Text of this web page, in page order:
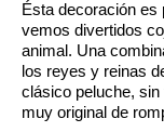
Ésta decoración
vemos divertidos
animal. Una
los reyes y reinas
clásico peluche,
muy original de